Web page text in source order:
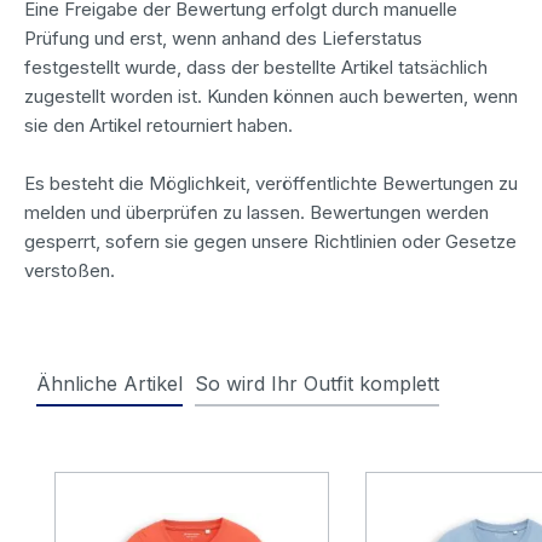
Eine Freigabe der Bewertung erfolgt durch manuelle
Prüfung und erst, wenn anhand des Lieferstatus
festgestellt wurde, dass der bestellte Artikel tatsächlich
zugestellt worden ist. Kunden können auch bewerten, wenn
sie den Artikel retourniert haben.
Es besteht die Möglichkeit, veröffentlichte Bewertungen zu
melden und überprüfen zu lassen. Bewertungen werden
gesperrt, sofern sie gegen unsere Richtlinien oder Gesetze
verstoßen.
Ähnliche Artikel So wird Ihr Outfit komplett